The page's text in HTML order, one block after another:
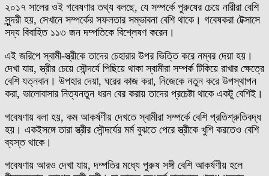
২০১৭ সালের ওই গবেষণার তথ্য বলছে, যে সম্পর্কে পুরুষের চেয়ে নারীরা বেশি
সুন্দরী হয়, সেখানে সম্পর্কের সফলতার সম্ভাবনা বেশি থাকে। গবেষকরা টেক্সাসে
সদ্য বিবাহিত ১১৩ জন দম্পতিকে বিশ্লেষণ করেন।
এই জরিপে স্বামী-স্ত্রীকে তাদের চেহারার উপর ভিত্তি করে নম্বর দেয়া হয়।
দেখা যায়, স্ত্রীর চেয়ে সৌন্দর্যে পিছিয়ে থাকা স্বামীরা সম্পর্ক টিকিয়ে রাখার ক্ষেত্রে
বেশি যত্নবান। উপহার দেয়া, ঘরের কাজ করা, নিজেকে নতুন করে উপস্থাপন
করা, ভালোবাসার নিত্যনতুন ধরন বের করায় তাদের প্রচেষ্টা থাকে একটু বেশিই।
গবেষণায় বলা হয়, কম আকর্ষণীয় দেখতে স্বামীরা সম্পর্কে বেশি প্রতিশ্রুতিবদ্ধ
হয়। একইসঙ্গে তারা স্ত্রীর সৌন্দর্যের মর্ম বুঝতে পেরে স্ত্রীকে খুশি করতেও বেশি
ব্যস্ত থাকে।
গবেষণায় আরও দেখা যায়, দম্পতির মধ্যে পুরুষ সঙ্গী বেশি আকর্ষণীয় হলে